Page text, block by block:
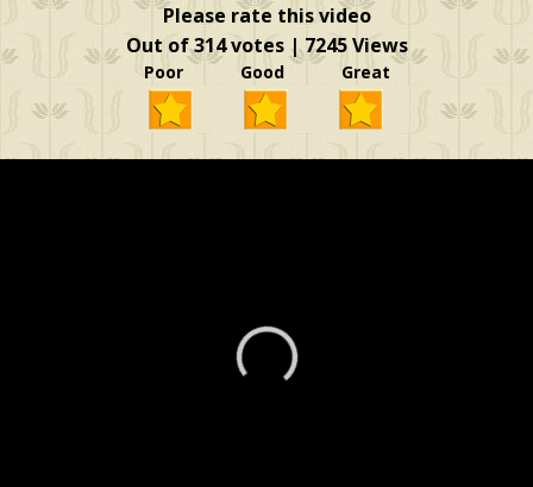
Please rate this video
Out of 314 votes | 7245 Views
Poor Good Great